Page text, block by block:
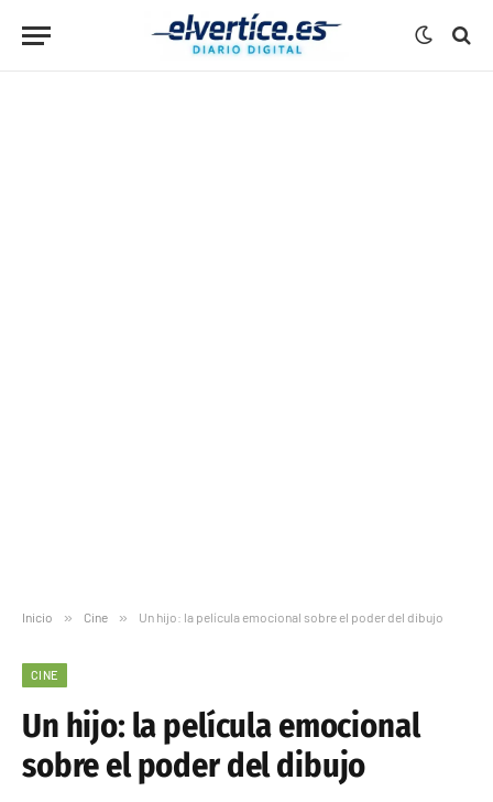
Inicio » Cine » Un hijo: la película emocional sobre el poder del dibujo
CINE
Un hijo: la película emocional
sobre el poder del dibujo